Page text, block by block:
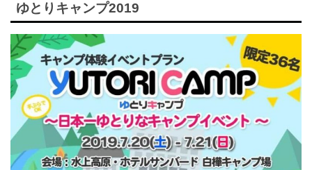
ゆとりキャンプ2019